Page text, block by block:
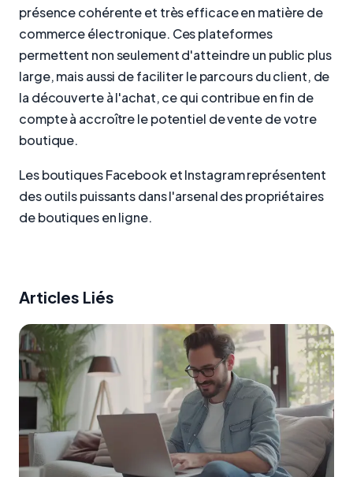
présence cohérente et très efficace en matière de
commerce électronique. Ces plateformes
permettent non seulement d'atteindre un public plus
large, mais aussi de faciliter le parcours du client, de
la découverte à l'achat, ce qui contribue en fin de
compte à accroître le potentiel de vente de votre
boutique.
Les boutiques Facebook et Instagram représentent
des outils puissants dans l'arsenal des propriétaires
de boutiques en ligne.
Articles Liés